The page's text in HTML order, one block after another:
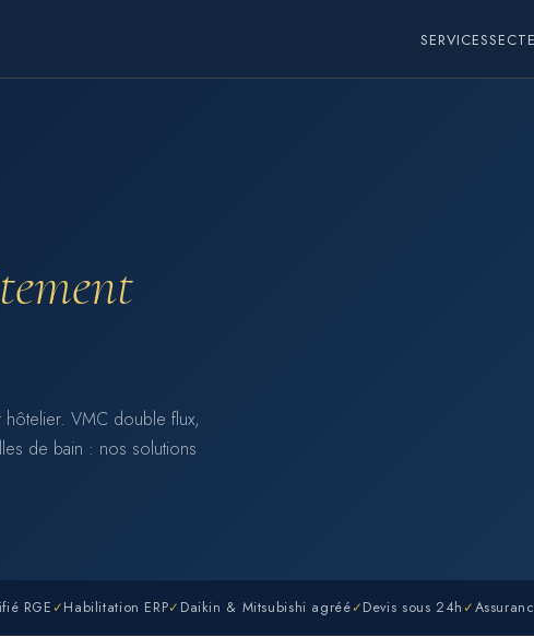
SERVICES
hôtelier. VMC double flux,
de bain : nos solutions
RGE ✓Habilitation ERP✓ Daikin & Mitsubishi agréé✓Devis sous 24h ✓